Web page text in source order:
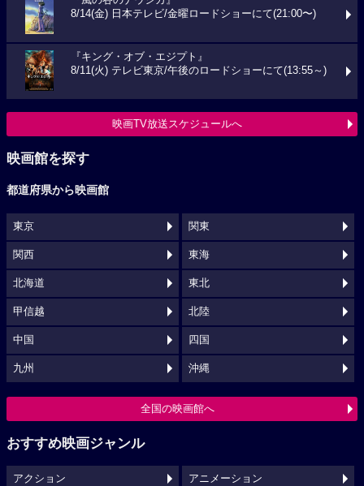
8/14(金) 日本テレビ/金曜ロードショーにて(21:00〜)
『キング・オブ・エジプト』
8/11(火) テレビ東京/午後のロードショーにて(13:55～)
映画TV放送スケジュールへ
映画館を探す
都道府県から映画館
東京 関東
関西 東海
北海道 東北
甲信越 北陸
中国 四国
九州 沖縄
全国の映画館へ
おすすめ映画ジャンル
アクション アニメーション